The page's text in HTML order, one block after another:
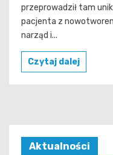
przeprowadził tam
pacjenta z
narząd i...
Czytaj dalej
Aktualności